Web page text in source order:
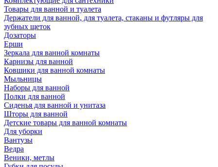
Товары для ванной и туалета
Держатели для ванной, для туалета, стаканы и футляры для
зубных щеток
Дозаторы
Ерши
Зеркала для ванной комнаты
Карнизы для ванной
Ковшики для ванной комнаты
Мыльницы
Наборы для ванной
Полки для ванной
Сиденья для ванной и унитаза
Шторы для ванной
Детские товары для ванной комнаты
Для уборки
Вантузы
Ведра
Веники, метлы